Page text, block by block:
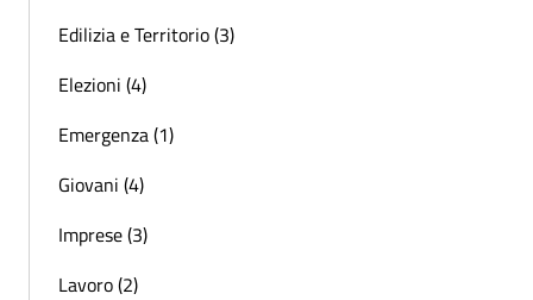
Edilizia e Territorio (3)
Elezioni (4)
Emergenza (1)
Giovani (4)
Imprese (3)
Lavoro (2)